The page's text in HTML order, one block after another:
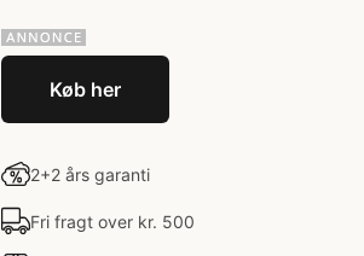
Køb her
2+2 års garanti
Fri fragt over kr. 500